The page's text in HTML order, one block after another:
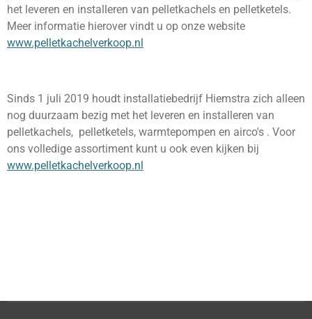
het leveren en installeren van pelletkachels en pelletketels.
Meer informatie hierover vindt u op onze website
www.pelletkachelverkoop.nl
Sinds 1 juli 2019 houdt installatiebedrijf Hiemstra zich alleen
nog duurzaam bezig met het leveren en installeren van
pelletkachels, pelletketels, warmtepompen en airco's . Voor
ons volledige assortiment kunt u ook even kijken bij
www.pelletkachelverkoop.nl